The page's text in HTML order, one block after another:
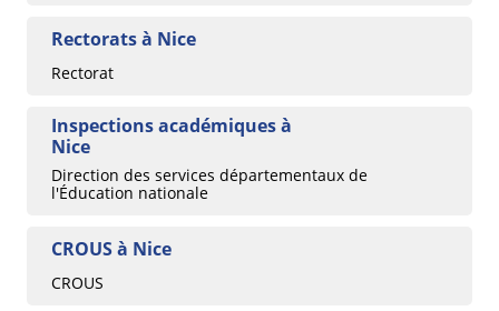
Rectorats à Nice
Rectorat
Inspections académiques à
Nice
Direction des services départementaux de
l'Éducation nationale
CROUS à Nice
CROUS